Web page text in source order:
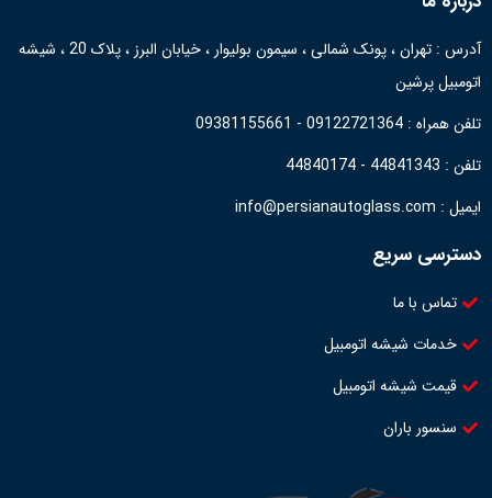
آدرس : تهران ، پونک شمالی ، سیمون بولیوار ، خیابان البرز ، پلاک 20 ، شیشه
اتومبیل پرشین
تلفن همراه : 09122721364 - 09381155661
تلفن : 44841343 - 44840174
ایمیل : info@persianautoglass.com
دسترسی سریع
تماس با ما
خدمات شیشه اتومبیل
قیمت شیشه اتومبیل
سنسور باران